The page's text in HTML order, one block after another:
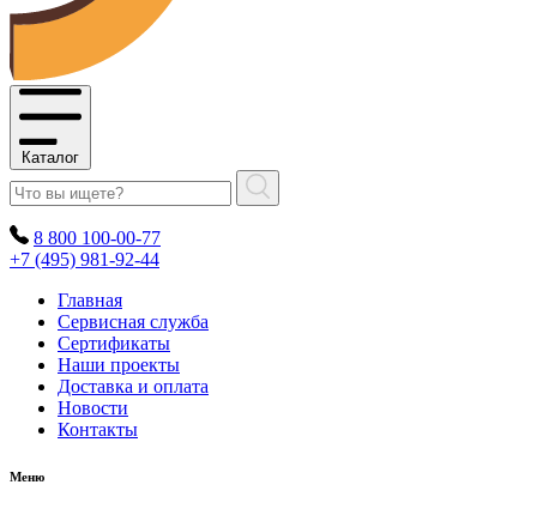
Каталог
8 800 100-00-77
+7 (495) 981-92-44
Главная
Сервисная служба
Сертификаты
Наши проекты
Доставка и оплата
Новости
Контакты
Меню